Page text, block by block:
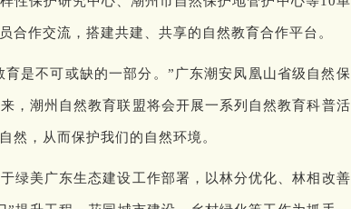
合作交流，搭建共建、共享的自然教育合作平台。
是不可或缺的一部分。”广东潮安凤凰山省级自然保
，潮州自然教育联盟将会开展一系列自然教育科普活
然，从而保护我们的自然环境。
绿美广东生态建设工作部署，以林分优化、林相改善